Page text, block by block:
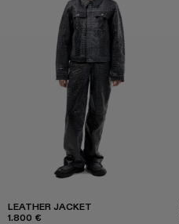
LEATHER JACKET
1.800 €